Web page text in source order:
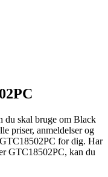
du skal bruge om Black
priser, anmeldelser og
for dig. Har
GTC18502PC, kan du